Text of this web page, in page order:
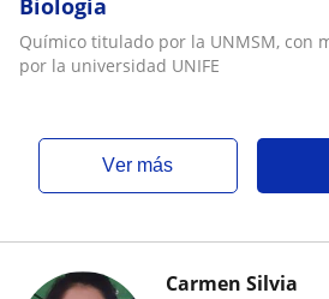
Biología
Químico titulado por la UNMSM, con
por la universidad UNIFE
ver más
Carmen Silvia